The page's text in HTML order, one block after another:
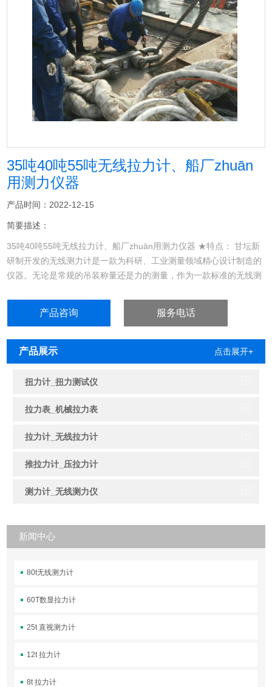
35吨40吨55吨无线拉力计、船厂zhuān
用​测力仪器
产品时间：2022-12-15
简要描述：
35吨40吨55吨无线拉力计、船厂zhuān用测力仪器 ★特点： 甘坛新
研制开发的无线测力计是一款为科研、工业测量领域精心设计制造的
仪器。无论是常规的吊装称量还是力的测量，作为一款标准的无线测
产品咨询 服务电话
产品展示 点击展开+
扭力计_扭力测试仪
拉力表_机械拉力表
拉力计_无线拉力计
推拉力计_压拉力计
测力计_无线测力仪
新闻中心
80t无线测力计
60T数显拉力计
25t 直视测力计
12t 拉力计
8t 拉力计